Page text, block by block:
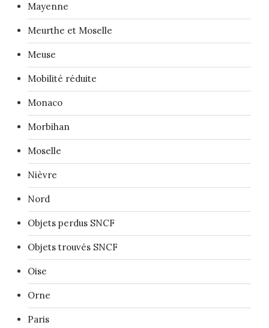
Mayenne
Meurthe et Moselle
Meuse
Mobilité réduite
Monaco
Morbihan
Moselle
Nièvre
Nord
Objets perdus SNCF
Objets trouvés SNCF
Oise
Orne
Paris